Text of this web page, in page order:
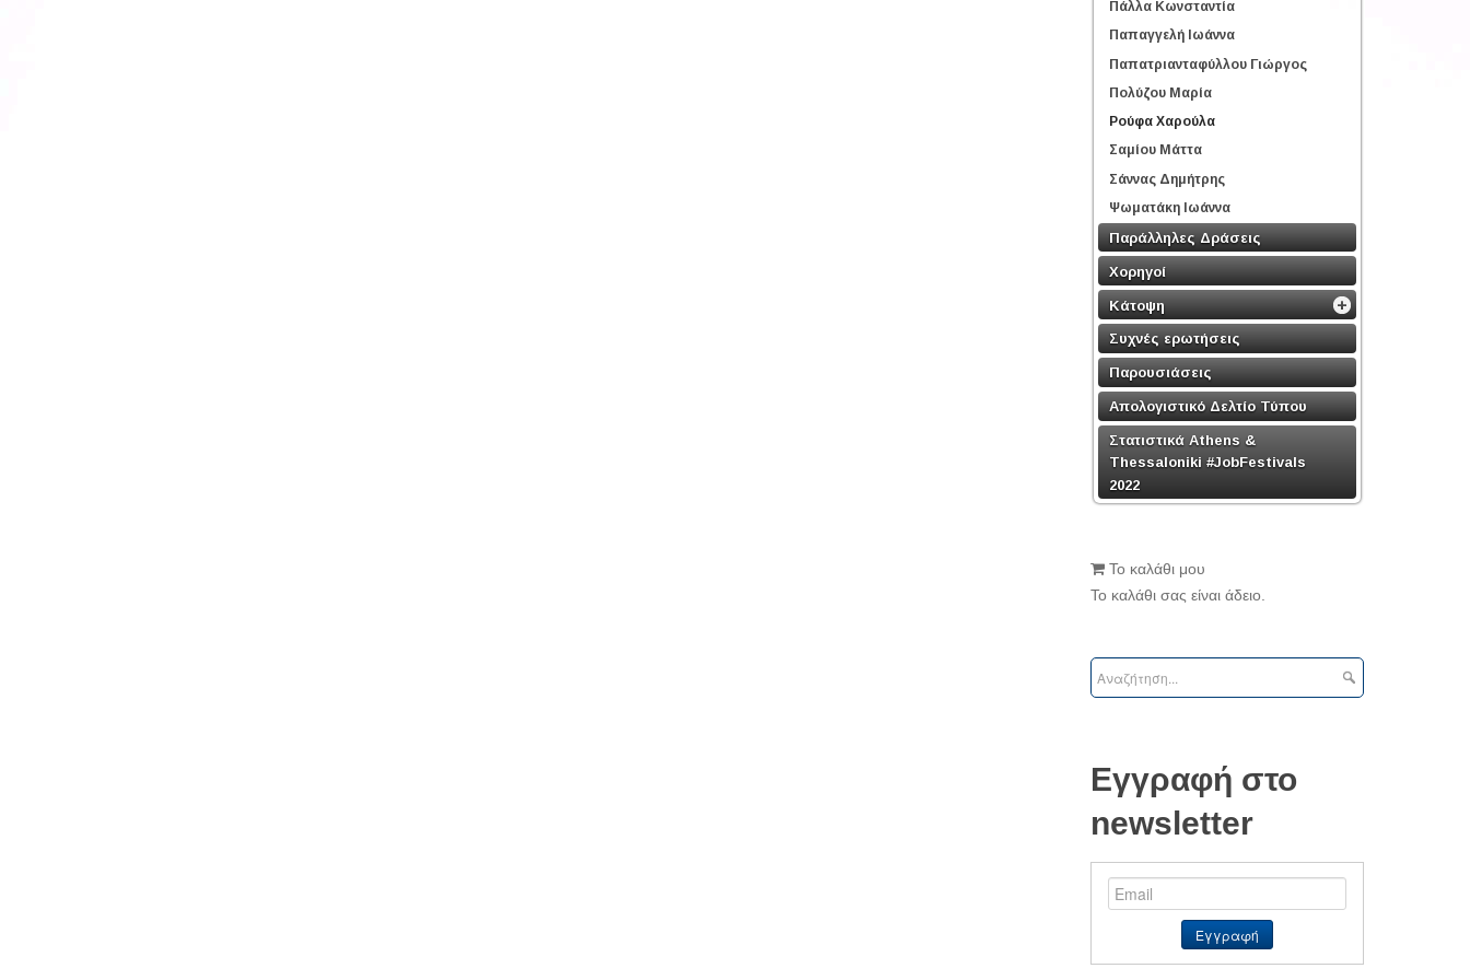
Πάλλα Κωνσταντία
Παπαγγελή Ιωάννα
Παπατριανταφύλλου Γιώργος
Πολύζου Μαρία
Ρούφα Χαρούλα
Σαμίου Μάττα
Σάννας Δημήτρης
Ψωματάκη Ιωάννα
Παράλληλες Δράσεις
Χορηγοί
Κάτοψη
Συχνές ερωτήσεις
Παρουσιάσεις
Απολογιστικό Δελτίο Τύπου
Στατιστικά Athens &
Thessaloniki #JobFestivals
2022
Το καλάθι μου
Το καλάθι σας είναι άδειο.
Εγγραφή στο
newsletter